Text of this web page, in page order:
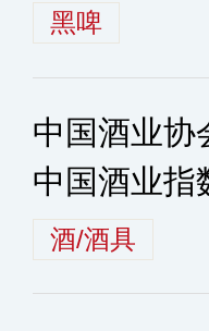
黑啤
中国酒业协
中国酒业指
酒/酒具